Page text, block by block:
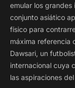
emular los grandes
conjunto asiático
físico para
máxima referencia
Dawsari, un
internacional cuya
las aspiraciones